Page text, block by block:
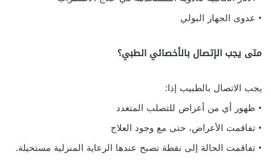
• عدوى الجهاز البولي
متى يجب الإتصال بالأخصائي الطبي؟
يجب الاتصال بالطبيب إذا:
• ظهور أي من أعراض للتصلب المتعدد
• تفاقمت الأعراض، حتى مع وجود العلاج
• تفاقمت الحالة إلى نقطة تصبح عندها الرعاية المنزلية مستحيلة.